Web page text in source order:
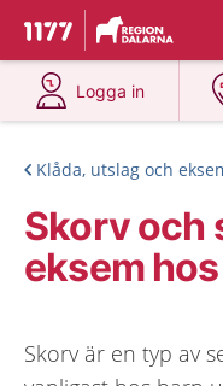
Till startsidan för 1177
Du har valt
Logga in
på 1177.se
Klåda, utslag och
Skorv och
eksem
Skorv är en typ av